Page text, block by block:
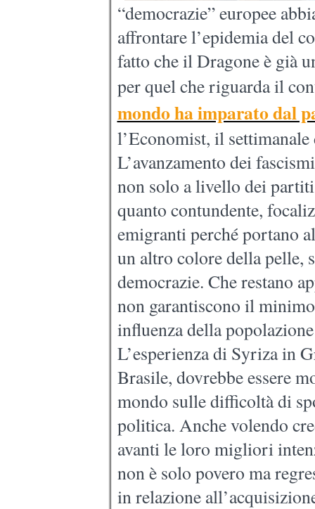
“democrazie” europee
affrontare l’epidemia del
fatto che il Dragone è già
per quel che riguarda il
mondo ha imparato dal
l’Economist, il
L’avanzamento dei
non solo a livello dei
quanto contundente,
emigranti perché portano
un altro colore della pelle,
democrazie. Che restano
non garantiscono il
influenza della
L’esperienza di Syriza in
Brasile, dovrebbe essere
mondo sulle difficoltà di
politica. Anche volendo
avanti le loro migliori
non è solo povero ma
in relazione